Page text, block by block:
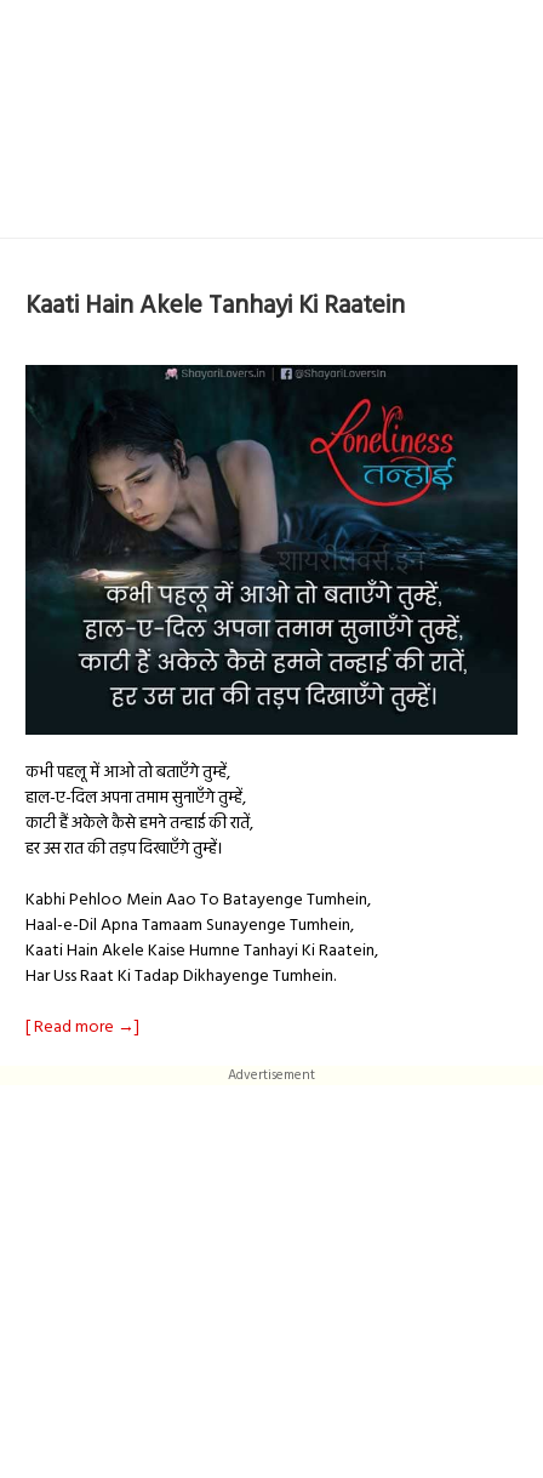
Kaati Hain Akele Tanhayi Ki Raatein
कभी पहलू में आओ तो बताएँगे तुम्हें,
हाल-ए-दिल अपना तमाम सुनाएँगे तुम्हें,
काटी हैं अकेले कैसे हमने तन्हाई की रातें,
हर उस रात की तड़प दिखाएँगे तुम्हें।
Kabhi Pehloo Mein Aao To Batayenge Tumhein,
Haal-e-Dil Apna Tamaam Sunayenge Tumhein,
Kaati Hain Akele Kaise Humne Tanhayi Ki Raatein,
Har Uss Raat Ki Tadap Dikhayenge Tumhein.
[ Read more →]
Advertisement